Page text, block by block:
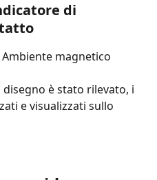
di
Ambiente magnetico
è stato rilevato, i
e visualizzati sullo